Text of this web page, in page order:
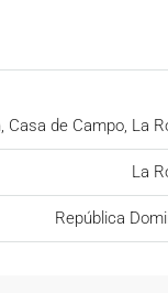
Casa de Campo, La
La
República